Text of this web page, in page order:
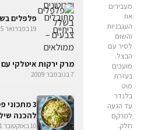
מעבירים
את
העגבניות
והשום
לסיר עם
הבצל.
מועכים
בעזרת
מוט
בלנדר
עד הגעה
למרקם
חלק.
פלפלים
19 בפברואר 2015
מרק ירקות איטלקי
7 בנובמבר 2009
3 מתכוני
להכנה
10 באוקטובר 2021